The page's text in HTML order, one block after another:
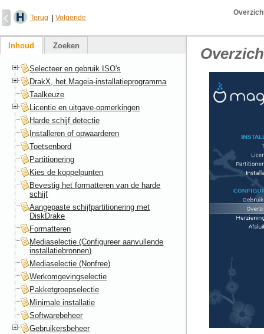
Terug Volgende
Inhoud Zoeken
Selecteer en gebruik ISO's
DrakX, het Mageia-installatieprogramma
Taalkeuze
Licentie en uitgave-opmerkingen
Harde schijf detectie
Installeren of opwaarderen
Toetsenbord
Partitionering
Kies de koppelpunten
Bevestig het formatteren van de harde
schijf
Aangepaste schijfpartitionering met
DiskDrake
Formatteren
Mediaselectie (Configureer aanvullende
installatiebronnen)
Mediaselectie (Nonfree)
Werkomgevingselectie
Pakketgroepselectie
Minimale installatie
Softwarebeheer
Gebruikersbeheer